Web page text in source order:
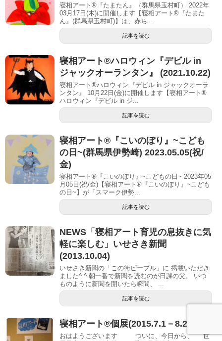
寝相アート®『たまたん』（群馬県玉村町） 2022年
03月17日(木)に開催します【寝相アート®︎『たまた
ん』(群馬県玉村町)】は、赤ち...
記事を読む
寝相アート®︎ハロウィン『デビル in
ジャックオーランタン』 (2021.10.22)
寝相アート®ハロウィン『デビル in ジャックオーラ
ンタン』 10月22日(金)に開催します【寝相アート®︎
ハロウィン『デビル in ジ...
記事を読む
寝相アート®︎『こいのぼり』~こども
の日~(群馬県伊勢崎) 2023.05.05(祝/
金)
寝相アート®『こいのぼり』~こどもの日~ 2023年05
月05日(祝/金)【寝相アート®︎『こいのぼり』~こども
の日~】が「スマーク伊勢...
記事を読む
NEWS「寝相アート育児の息抜きに気
軽に楽しむ」いせさき新聞
(2013.10.04)
いせさき新聞の「この街ピープル」に 掲載いただき
ました^ ^ 朝一番で新聞を読むのが日課の父。 いつ
ものように新聞を開いたら瞬間、 ...
記事を読む
寝相アート®個展(2015.7.1－8.2)
おはようございます ついに、今日から、 世